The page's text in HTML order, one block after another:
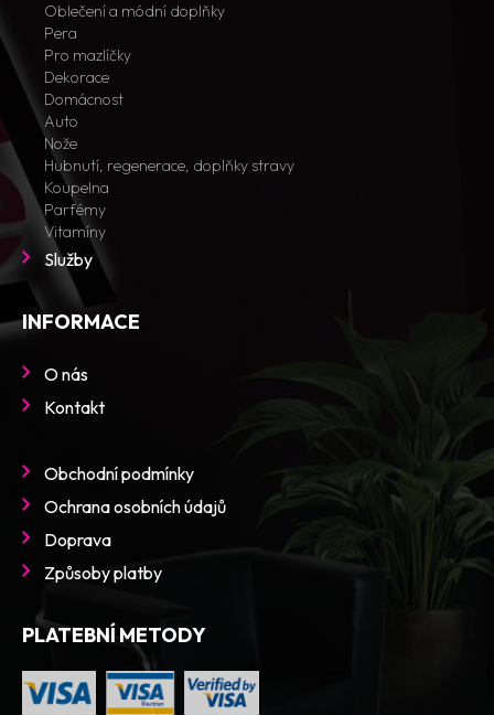
Oblečení a módní doplňky
Pera
Pro mazlíčky
Dekorace
Domácnost
Auto
Nože
Hubnutí, regenerace, doplňky stravy
Koupelna
Parfémy
Vitamíny
Služby
INFORMACE
O nás
Kontakt
Obchodní podmínky
Ochrana osobních údajů
Doprava
Způsoby platby
PLATEBNÍ METODY